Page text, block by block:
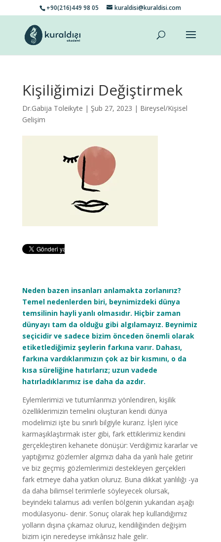
+90(216)449 98 05 kuraldisi@kuraldisi.com
Kişiliğimizi Değiştirmek
Dr.Gabija Toleikyte | Şub 27, 2023 | Bireysel/Kişisel
Gelişim
Neden bazen insanları anlamakta zorlanırız?
Temel nedenlerden biri, beynimizdeki dünya
temsilinin hayli yanlı olmasıdır. Hiçbir zaman
dünyayı tam da olduğu gibi algılamayız. Beynimiz
seçicidir ve sadece bizim önceden önemli olarak
etiketlediğimiz şeylerin farkına varır. Dahası,
farkına vardıklarımızın çok az bir kısmını, o da
kısa süreliğine hatırlarız; uzun vadede
hatırladıklarımız ise daha da azdır.
Eylemlerimizi ve tutumlarımızı yönlendiren, kişilik
özelliklerimizin temelini oluşturan kendi dünya
modelimizi işte bu sınırlı bilgiyle kurarız. İşleri iyice
karmaşıklaştırmak ister gibi, fark ettiklerimiz kendini
gerçekleştiren kehanete dönüşür: Verdiğimiz kararlar ve
yaptığımız gözlemler algımızı daha da yanlı hale getirir
ve biz geçmiş gözlemlerimizi destekleyen gerçekleri
fark etmeye daha yatkın oluruz. Buna dikkat yanlılığı -ya
da daha bilimsel terimlerle söyleyecek olursak,
beyindeki talamus adı verilen bölgenin yukarıdan aşağı
modülasyonu- denir. Sonuç olarak hep kullandığımız
yolların dışına çıkamaz oluruz, kendiliğinden değişim
bizim için neredeyse imkânsız hale gelir.